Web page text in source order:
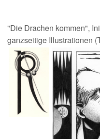
"Die Drachen kommen",
ganzseitige Illustrationen